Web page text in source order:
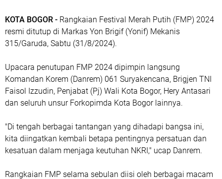
KOTA BOGOR - Rangkaian Festival Merah Putih (FMP) 2024
resmi ditutup di Markas Yon Brigif (Yonif) Mekanis
315/Garuda, Sabtu (31/8/2024).
Upacara penutupan FMP 2024 dipimpin langsung
Komandan Korem (Danrem) 061 Suryakencana, Brigjen TNI
Faisol Izzudin, Penjabat (Pj) Wali Kota Bogor, Hery Antasari
dan seluruh unsur Forkopimda Kota Bogor lainnya.
"Di tengah berbagai tantangan yang dihadapi bangsa ini,
kita diingatkan kembali betapa pentingnya persatuan dan
kesatuan dalam menjaga keutuhan NKRI," ucap Danrem.
Rangkaian FMP selama sebulan diisi oleh berbagai macam